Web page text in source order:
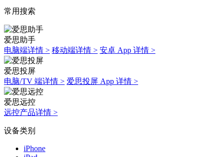
常用搜索
爱思助手
电脑端详情 > 移动端详情 > 安卓 App 详情 >
爱思投屏
电脑/TV 端详情 > 爱思投屏 App 详情 >
爱思远控
远控产品详情 >
设备类别
iPhone